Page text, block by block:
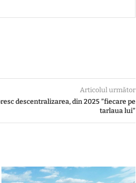
Articolul următor
descentralizarea, din 2025 ”fiecare pe
tarlaua lui”